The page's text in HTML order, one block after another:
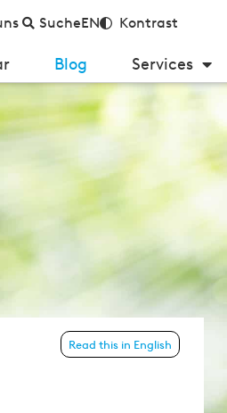
SucheEN Kontrast
Blog Services
Read this in English